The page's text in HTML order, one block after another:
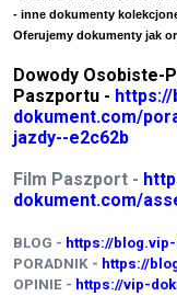
- inne dokumenty
Oferujemy dokumenty jak
Dowody Osobiste-
Paszportu - https://
dokument.com/
jazdy--e2c62b
Film Paszport -
dokument.com/
BLOG - https://
PORADNIK - https://
OPINIE - https://vip-